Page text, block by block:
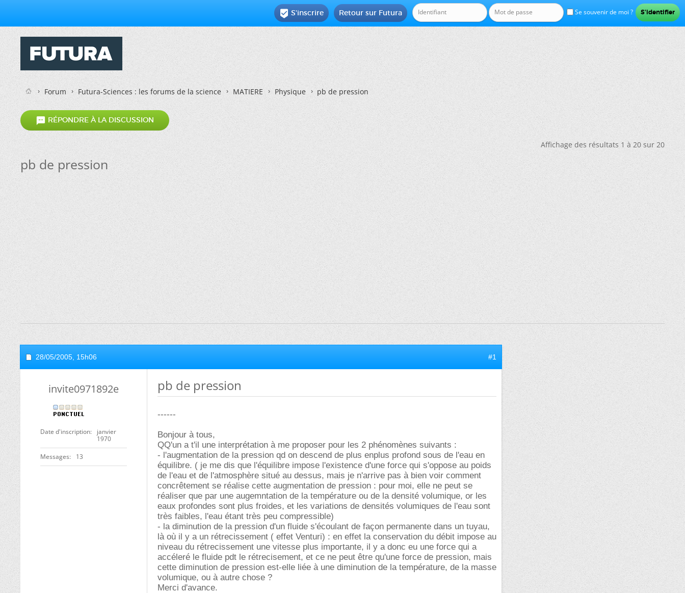
Se souvenir de moi ?
Retour sur Futura
 S'inscrire
Forum Futura-Sciences : les forums de la science MATIERE Physique pb de pression
 RÉPONDRE À LA DISCUSSION
Affichage des résultats 1 à 20 sur 20
pb de pression
28/05/2005, 15h06 #1
invite0971892e
Date d'inscription
janvier
1970
Messages 13
pb de pression
------
Bonjour à tous,
QQ'un a t'il une interprétation à me proposer pour les 2 phénomènes suivants :
- l'augmentation de la pression qd on descend de plus enplus profond sous de l'eau en
équilibre. ( je me dis que l'équilibre impose l'existence d'une force qui s'oppose au poids
de l'eau et de l'atmosphère situé au dessus, mais je n'arrive pas à bien voir comment
concrêtement se réalise cette augmentation de pression : pour moi, elle ne peut se
réaliser que par une augemntation de la température ou de la densité volumique, or les
eaux profondes sont plus froides, et les variations de densités volumiques de l'eau sont
très faibles, l'eau étant très peu compressible)
- la diminution de la pression d'un fluide s'écoulant de façon permanente dans un tuyau,
là où il y a un rétrecissement ( effet Venturi) : en effet la conservation du débit impose au
niveau du rétrecissement une vitesse plus importante, il y a donc eu une force qui a
accéleré le fluide pdt le rétrecisement, et ce ne peut être qu'une force de pression, mais
cette diminution de pression est-elle liée à une diminution de la température, de la masse
volumique, ou à autre chose ?
Merci d'avance.